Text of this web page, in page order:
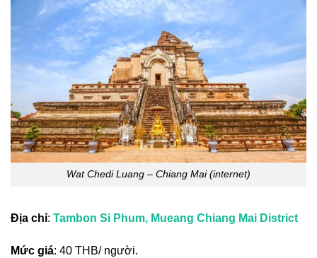
Wat Chedi Luang – Chiang Mai (internet)
Địa chỉ: Tambon Si Phum, Mueang Chiang Mai District
Mức giá: 40 THB/ người.